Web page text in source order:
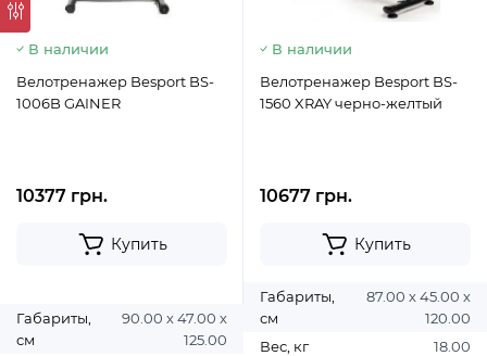
В наличии
Велотренажер Besport BS-
1006B GAINER
10377 грн.
Купить
Габариты,
см
90.00 х 47.00 х
125.00
В наличии
Велотренажер Besport BS-
1560 XRAY черно-желтый
10677 грн.
Купить
Габариты,
см
87.00 х 45.00 х
120.00
Вес, кг
18.00